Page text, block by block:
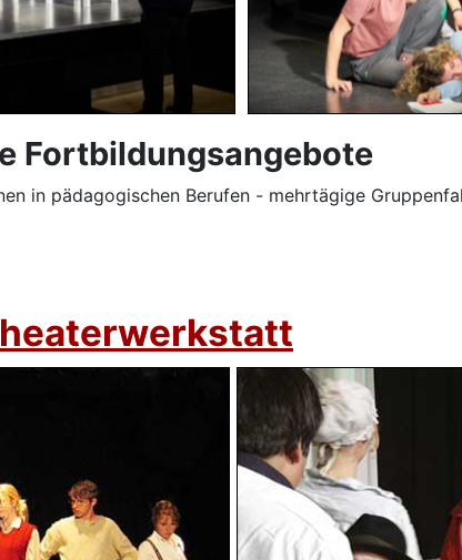
Fortbildungsangebote
in pädagogischen Berufen - mehrtägige